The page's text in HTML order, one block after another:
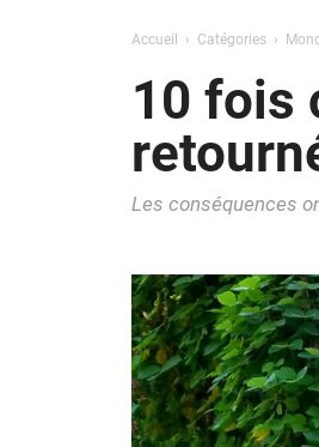
Accueil Catégories
10 fois
Les conséquences